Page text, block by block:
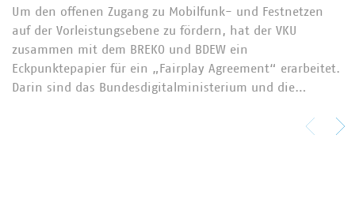
Um den offenen Zugang zu Mobilfunk- und Festnetzen
auf der Vorleistungsebene zu fördern, hat der VKU
zusammen mit dem BREKO und BDEW ein
Eckpunktepapier für ein „Fairplay Agreement“ erarbeitet.
Darin sind das Bundesdigitalministerium und die…